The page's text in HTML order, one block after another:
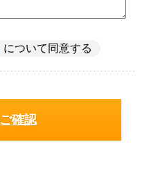
について同意する